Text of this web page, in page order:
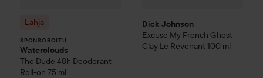
Lahja
SPONSOROITU
Waterclouds
The Dude 48h Deodorant
Roll-on 75 ml
Dick Johnson
Excuse My French Ghost
Clay Le Revenant 100 ml